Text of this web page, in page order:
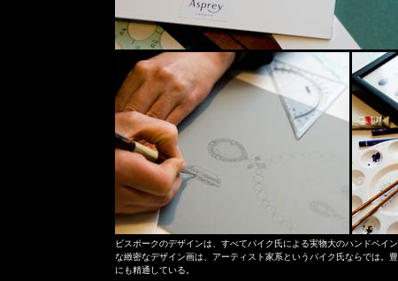
ビスポークのデザインは、すべてパイク氏による実物大のハンドペイ
な緻密なデザイン画は、アーティスト家系というパイク氏ならでは。
にも精通している。